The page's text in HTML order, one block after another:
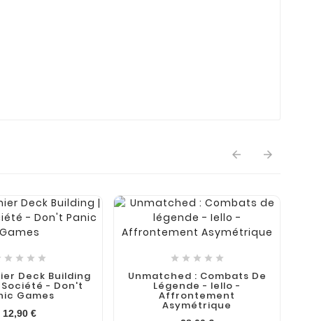
 
   
Deck Building
Société - Don't
Games
12,90 €

    
Unmatched : Combats De
Légende - Iello -
Affrontement
Asymétrique